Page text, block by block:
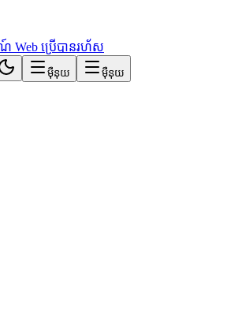
Web ប្រើបានរហ័ស
ម៉ឺនុយ ម៉ឺនុយ